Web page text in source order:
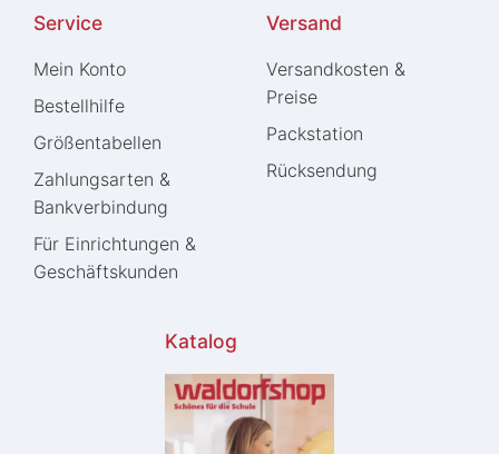
Service
Mein Konto
Bestellhilfe
Größentabellen
Zahlungsarten &
Bankverbindung
Für Einrichtungen &
Geschäftskunden
Versand
Versandkosten &
Preise
Packstation
Rücksendung
Katalog